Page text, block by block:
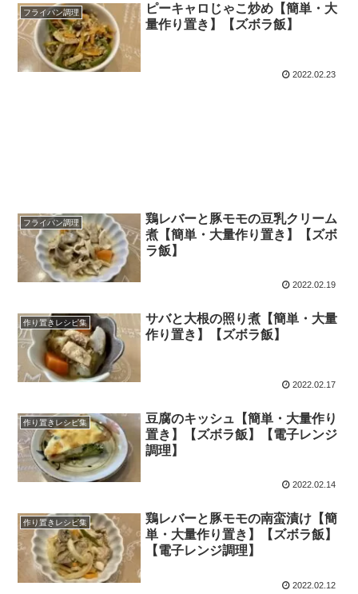
フライパン調理
ピーキャロじゃこ炒め【簡単・大
量作り置き】【ズボラ飯】
2022.02.23
フライパン調理
鶏レバーと豚モモの豆乳クリーム
煮【簡単・大量作り置き】【ズボ
ラ飯】
2022.02.19
作り置きレシピ集
サバと大根の照り煮【簡単・大量
作り置き】【ズボラ飯】
2022.02.17
作り置きレシピ集
豆腐のキッシュ【簡単・大量作り
置き】【ズボラ飯】【電子レンジ
調理】
2022.02.14
作り置きレシピ集
鶏レバーと豚モモの南蛮漬け【簡
単・大量作り置き】【ズボラ飯】
【電子レンジ調理】
2022.02.12